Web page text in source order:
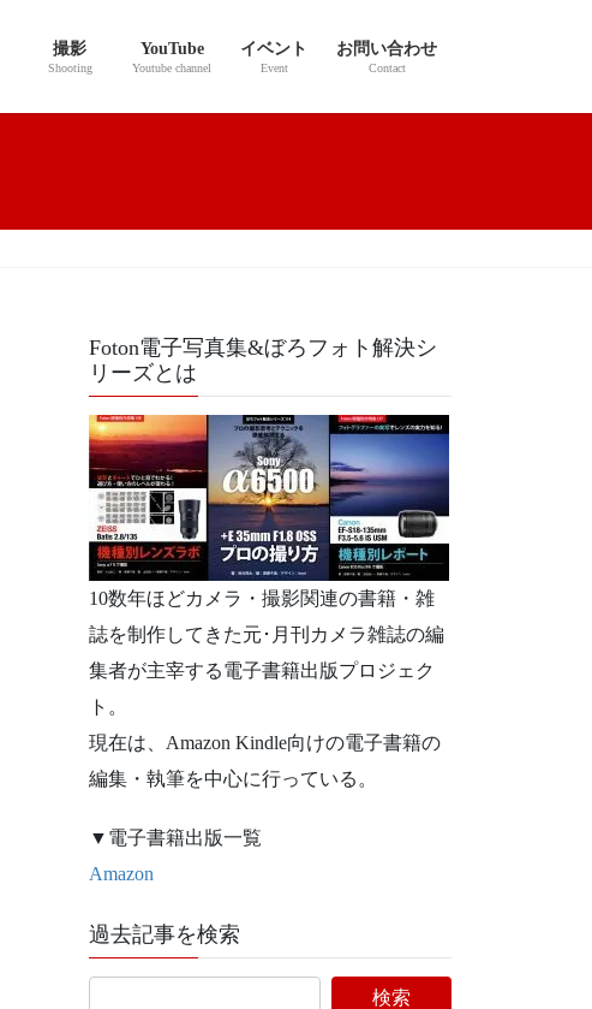
撮影
Shooting
YouTube
Youtube channel
イベント
Event
お問い合わせ
Contact
Foton電子写真集&ぼろフォト解決シ
リーズとは
10数年ほどカメラ・撮影関連の書籍・雑
誌を制作してきた元･月刊カメラ雑誌の編
集者が主宰する電子書籍出版プロジェク
ト。
現在は、Amazon Kindle向けの電子書籍の
編集・執筆を中心に行っている。
▼電子書籍出版一覧
Amazon
過去記事を検索